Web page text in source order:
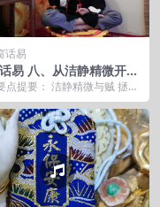
话易
易 八、从洁静精微开始
点提要： 洁静精微与贼 拯救
学易者明 失传的连山归藏没
流行的...